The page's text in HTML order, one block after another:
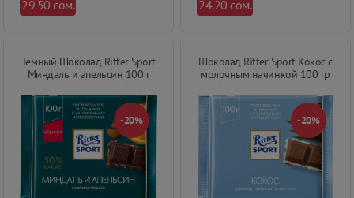
29.50 сом. 24.20 сом.
Темный Шоколад Ritter Sport
Миндаль и апельсин 100 г
-20%
Шоколад Ritter Sport Кокос с
молочным начинкой 100 гр
-20%